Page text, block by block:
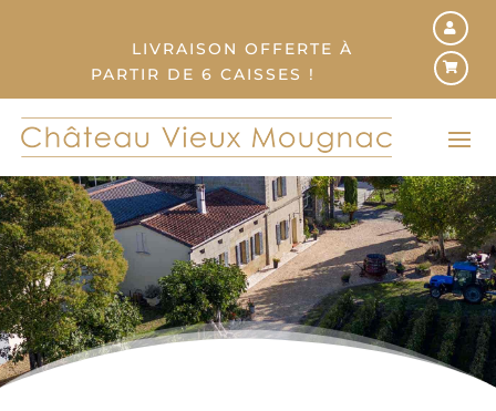
LIVRAISON OFFERTE À
PARTIR DE 6 CAISSES !